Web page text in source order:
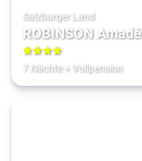
Salzburger Land
ROBINSON Amadé
4
7 Nächte+ Vollpension